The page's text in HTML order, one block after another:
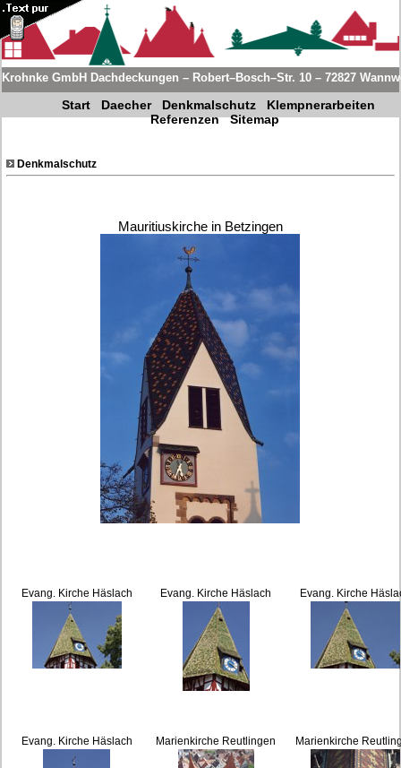
Krohnke GmbH Dachdeckungen – Robert–Bosch–Str. 10 – 72827
Start Daecher Denkmalschutz
Klempnerarbeiten
Referenzen
Sitemap
Denkmalschutz
Mauritiuskirche in Betzingen
Evang. Kirche Häslach Evang. Kirche Häslach Evang. Kirche
Evang. Kirche Häslach Marienkirche Reutlingen Marienkirche